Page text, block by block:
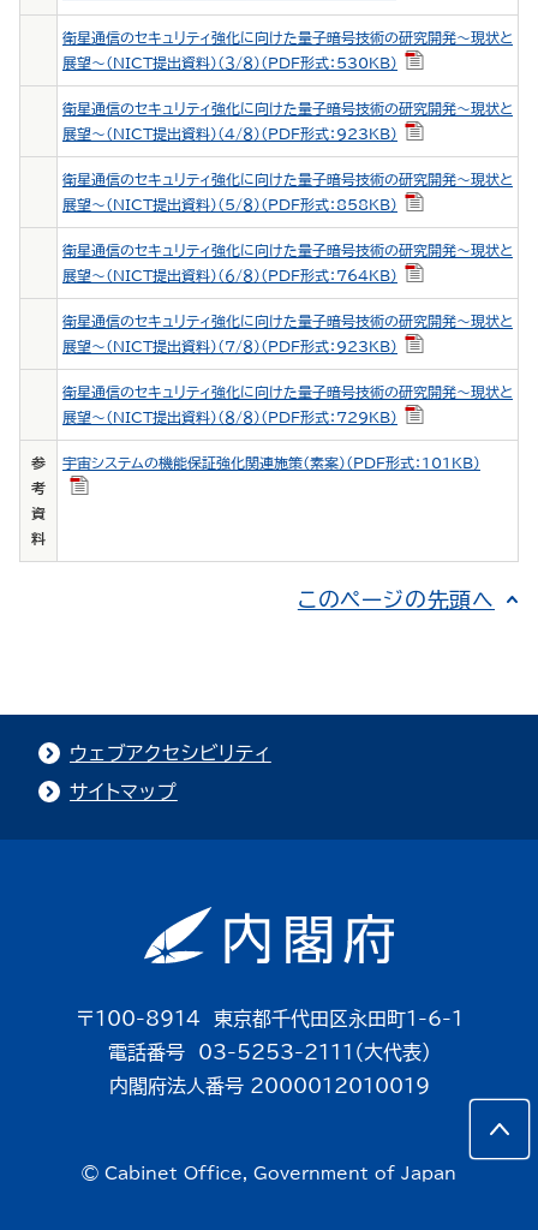
衛星通信のセキュリティ強化に向けた量子暗号技術の研究開発～現状と
展望～（NICT提出資料）（３/８）（PDF形式：530KB）
衛星通信のセキュリティ強化に向けた量子暗号技術の研究開発～現状と
展望～（NICT提出資料）（４/８）（PDF形式：923KB）
衛星通信のセキュリティ強化に向けた量子暗号技術の研究開発～現状と
展望～（NICT提出資料）（５/８）（PDF形式：858KB）
衛星通信のセキュリティ強化に向けた量子暗号技術の研究開発～現状と
展望～（NICT提出資料）（６/８）（PDF形式：764KB）
衛星通信のセキュリティ強化に向けた量子暗号技術の研究開発～現状と
展望～（NICT提出資料）（７/８）（PDF形式：923KB）
衛星通信のセキュリティ強化に向けた量子暗号技術の研究開発～現状と
展望～（NICT提出資料）（８/８）（PDF形式：729KB）
参
考
資
料
宇宙システムの機能保証強化関連施策（素案）（PDF形式：101KB）
このページの先頭へ
ウェブアクセシビリティ
サイトマップ
〒100-8914 東京都千代田区永田町1-6-1
電話番号 03-5253-2111（大代表）
内閣府法人番号 2000012010019
© Cabinet Office, Government of Japan